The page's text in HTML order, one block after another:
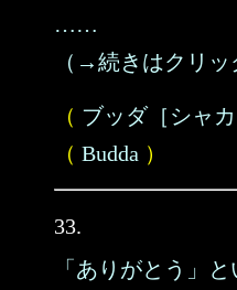
……
（→続きはクリッ
（ ブッダ［シャカ
（ Budda ）
33.
「ありがとう」